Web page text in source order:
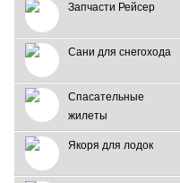
Запчасти Рейсер
Сани для снегохода
Спасательные
жилеты
Якоря для лодок